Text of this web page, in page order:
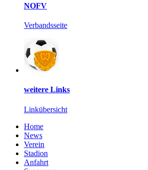
NOFV
Verbandsseite
weitere Links
Linkübersicht
Home
News
Verein
Stadion
Anfahrt